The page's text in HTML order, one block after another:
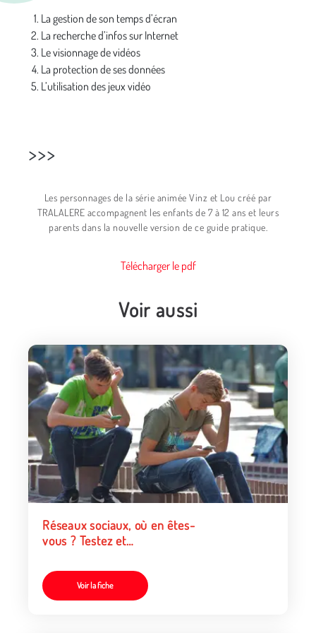
La gestion de son temps d’écran
La recherche d’infos sur Internet
Le visionnage de vidéos
La protection de ses données
L’utilisation des jeux vidéo
>>>
Les personnages de la série animée Vinz et Lou créé par
TRALALERE accompagnent les enfants de 7 à 12 ans et leurs
parents dans la nouvelle version de ce guide pratique.
Télécharger le pdf
Voir aussi
Réseaux sociaux, où en êtes-
vous ? Testez et
connaissances
Voir la fiche